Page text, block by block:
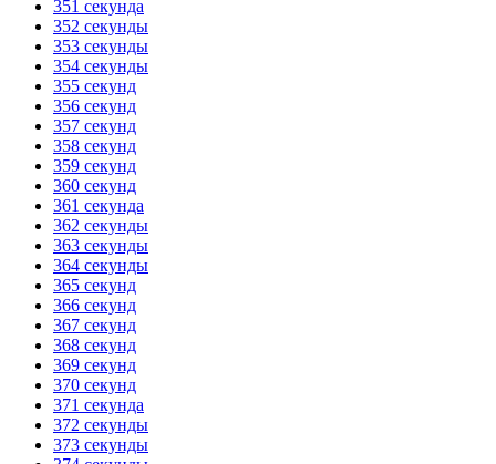
351 секунда
352 секунды
353 секунды
354 секунды
355 секунд
356 секунд
357 секунд
358 секунд
359 секунд
360 секунд
361 секунда
362 секунды
363 секунды
364 секунды
365 секунд
366 секунд
367 секунд
368 секунд
369 секунд
370 секунд
371 секунда
372 секунды
373 секунды